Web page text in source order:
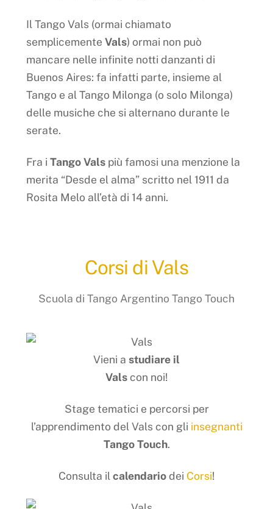
Il Tango Vals (ormai chiamato
semplicemente Vals) ormai non può
mancare nelle infinite notti danzanti di
Buenos Aires: fa infatti parte, insieme al
Tango e al Tango Milonga (o solo Milonga)
delle musiche che si alternano durante le
serate.
Fra i Tango Valspiù famosi una menzione la
merita “Desde el alma” scritto nel 1911 da
Rosita Melo all’età di 14 anni.
Corsi di Vals
Scuola di Tango Argentino Tango Touch
Vieni a studiare il
Valscon noi!
Stage tematici e percorsi per
l’apprendimento del Vals con gli insegnanti
Tango Touch.
Consulta ilcalendariodei Corsi!